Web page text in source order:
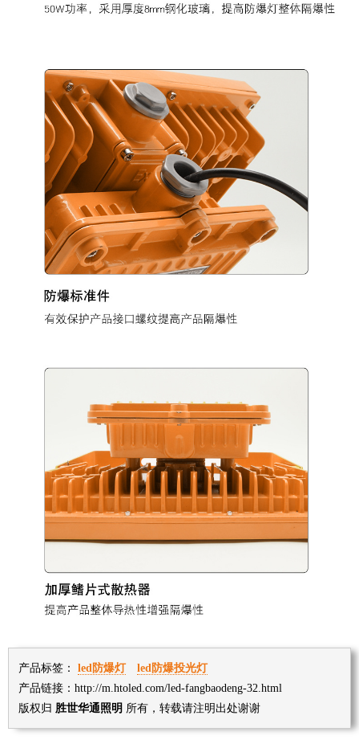
产品标签： led防爆灯
led防爆投光灯
产品链接：http://m.htoled.com/led-fangbaodeng-32.html
版权归 胜世华通照明 所有，转载请注明出处谢谢